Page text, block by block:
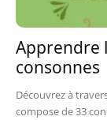
Apprendre
consonnes
Découvrez à
compose de 33